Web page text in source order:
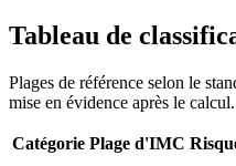
Tableau de
Plages de référence selon le
mise en évidence après le calcul.
Catégorie Plage d'IMC